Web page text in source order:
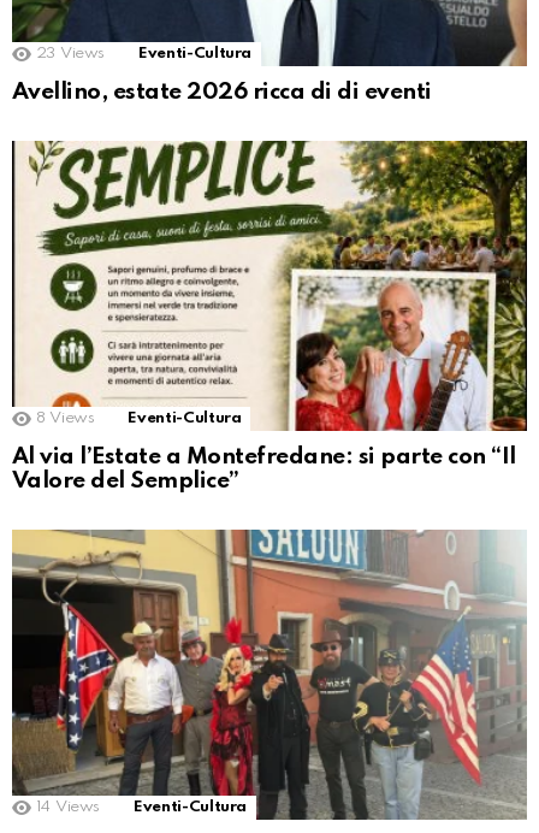
23 Views Eventi-Cultura
Avellino, estate 2026 ricca di di eventi
8 Views Eventi-Cultura
Al via l’Estate a Montefredane: si parte con “Il
Valore del Semplice”
14 Views Eventi-Cultura